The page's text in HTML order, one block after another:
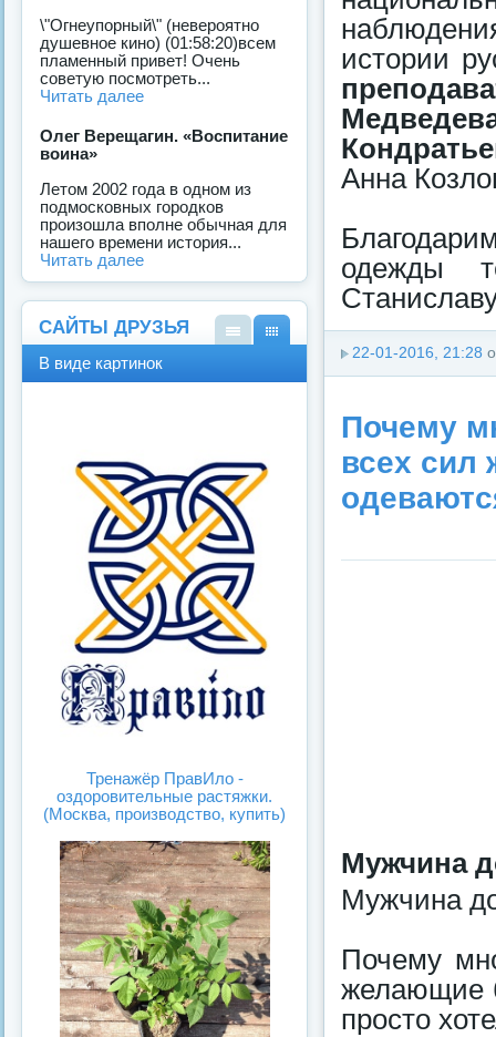
истории
Анна
одежды
22-01-2016, 21:28
Почему
всех
Мужчина
Мужчина
Почему
желающие
просто
\"Огнеупорный\" (невероятно
душевное кино) (01:58:20)всем
пламенный привет! Очень
советую посмотреть...
Читать далее
Олег Верещагин. «Воспитание
воина»
Летом 2002 года в одном из
подмосковных городков
произошла вполне обычная для
нашего времени история...
Читать далее
САЙТЫ ДРУЗЬЯ
В виде картинок
Тренажёр ПравИло -
оздоровительные растяжки.
(Москва, производство, купить)